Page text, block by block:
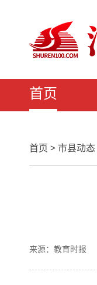
首页
首页 >市县动态
来源：教育时报